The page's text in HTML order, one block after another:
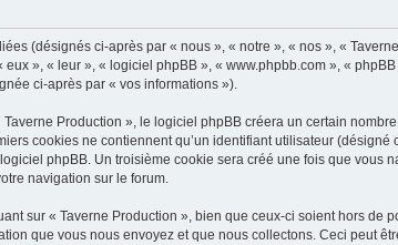
(désignés ci-après par « nous », « notre », « nos », «
», « leur », « logiciel phpBB », « www.phpbb.com », «
ci-après par « vos informations »).
Production », le logiciel phpBB créera un certain
cookies ne contiennent qu’un identifiant utilisateur
phpBB. Un troisième cookie sera créé une fois que vous
navigation sur le forum.
sur « Taverne Production », bien que ceux-ci soient hors de
que vous nous envoyez et que nous collectons. Ceci peut